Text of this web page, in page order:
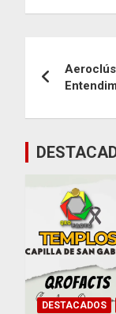
de
DESTACADOS